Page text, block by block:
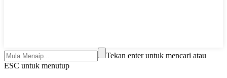
Tekan enter untuk mencari atau
ESC untuk menutup